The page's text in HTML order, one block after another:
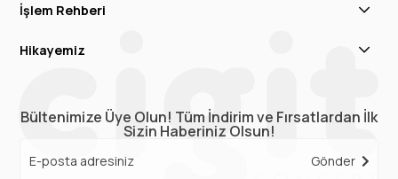
İşlem Rehberi
Hikayemiz
Bültenimize Üye Olun! Tüm İndirim ve Fırsatlardan İlk
Sizin Haberiniz Olsun!
Gönder